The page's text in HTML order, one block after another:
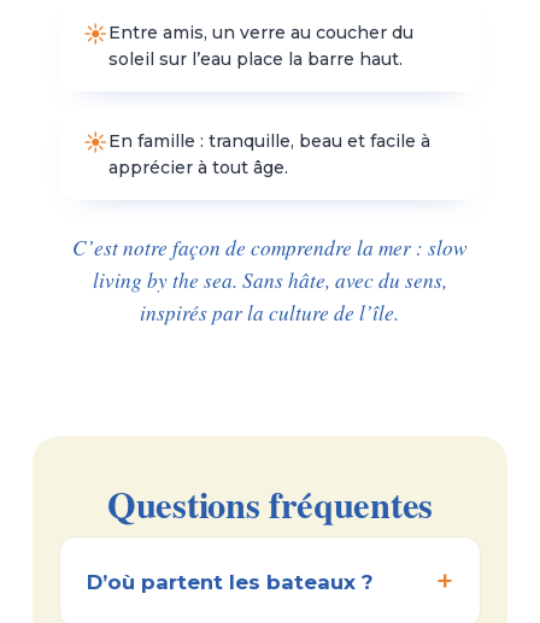
Entre amis, un verre au coucher du
soleil sur l’eau place la barre haut.
En famille : tranquille, beau et facile à
apprécier à tout âge.
C’est notre façon de comprendre la mer : slow
living by the sea. Sans hâte, avec du sens,
inspirés par la culture de l’île.
Questions fréquentes
D’où partent les bateaux ?